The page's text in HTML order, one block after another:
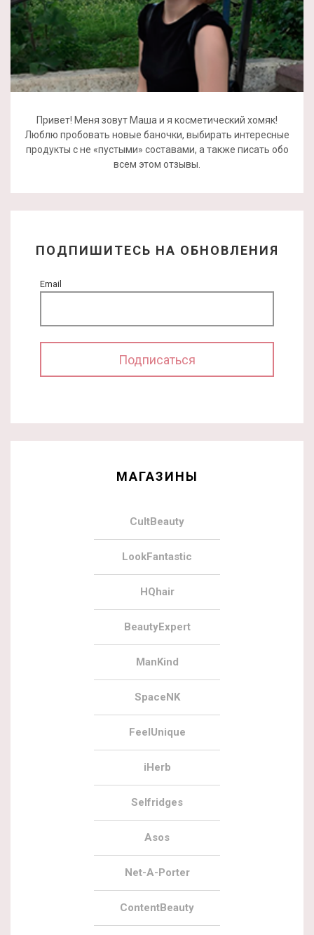
Привет! Меня зовут Маша и я косметический хомяк!
Люблю пробовать новые баночки, выбирать интересные
продукты с не «пустыми» составами, а также писать обо
всем этом отзывы.
ПОДПИШИТЕСЬ НА ОБНОВЛЕНИЯ
Email
МАГАЗИНЫ
CultBeauty
LookFantastic
HQhair
BeautyExpert
ManKind
SpaceNK
FeelUnique
iHerb
Selfridges
Asos
Net-A-Porter
ContentBeauty